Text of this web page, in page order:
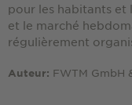
pour les habitants et
et le marché
régulièrement
Auteur: FWTM GmbH